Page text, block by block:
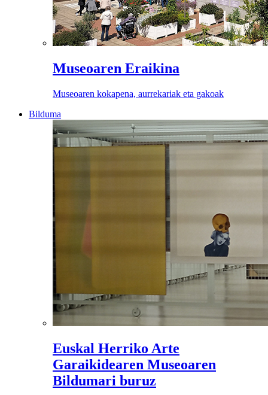
Museoaren Eraikina
Museoaren kokapena, aurrekariak eta gakoak
Bilduma
Euskal Herriko Arte
Garaikidearen Museoaren
Bildumari buruz